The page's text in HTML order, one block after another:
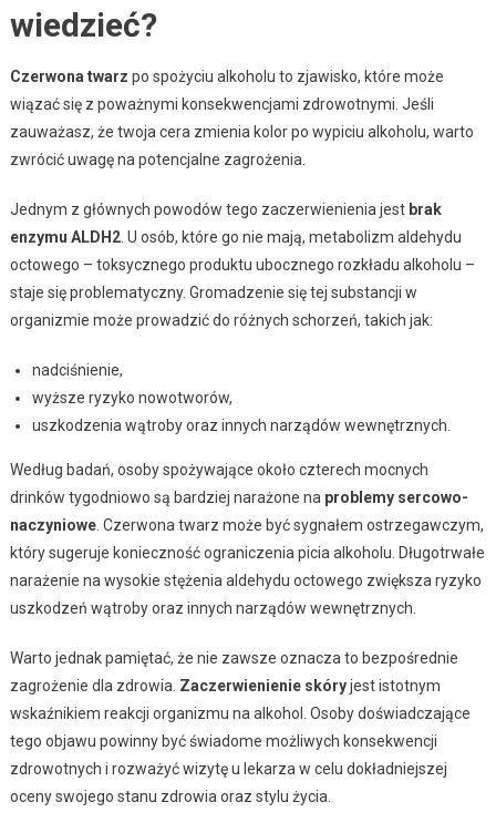
wiedzieć?
Czerwona twarz po spożyciu alkoholu to zjawisko, które może
wiązać się z poważnymi konsekwencjami zdrowotnymi. Jeśli
zauważasz, że twoja cera zmienia kolor po wypiciu alkoholu, warto
zwrócić uwagę na potencjalne zagrożenia.
Jednym z głównych powodów tego zaczerwienienia jest brak
enzymu ALDH2. U osób, które go nie mają, metabolizm aldehydu
octowego – toksycznego produktu ubocznego rozkładu alkoholu –
staje się problematyczny. Gromadzenie się tej substancji w
organizmie może prowadzić do różnych schorzeń, takich jak:
nadciśnienie,
wyższe ryzyko nowotworów,
uszkodzenia wątroby oraz innych narządów wewnętrznych.
Według badań, osoby spożywające około czterech mocnych
drinków tygodniowo są bardziej narażone na problemy sercowo-
naczyniowe. Czerwona twarz może być sygnałem ostrzegawczym,
który sugeruje konieczność ograniczenia picia alkoholu. Długotrwałe
narażenie na wysokie stężenia aldehydu octowego zwiększa ryzyko
uszkodzeń wątroby oraz innych narządów wewnętrznych.
Warto jednak pamiętać, że nie zawsze oznacza to bezpośrednie
zagrożenie dla zdrowia. Zaczerwienienie skóryjest istotnym
wskaźnikiem reakcji organizmu na alkohol. Osoby doświadczające
tego objawu powinny być świadome możliwych konsekwencji
zdrowotnych i rozważyć wizytę u lekarza w celu dokładniejszej
oceny swojego stanu zdrowia oraz stylu życia.